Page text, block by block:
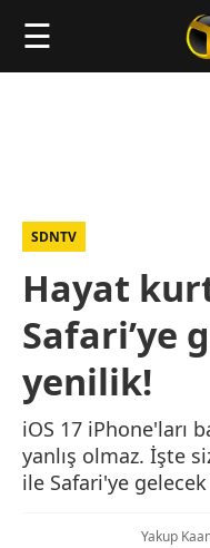
☰
SDNTV
Hayat
Safari’ye
yenilik!
iOS 17 iPhone'ları
yanlış olmaz. İşte
ile Safari'ye
Yakup